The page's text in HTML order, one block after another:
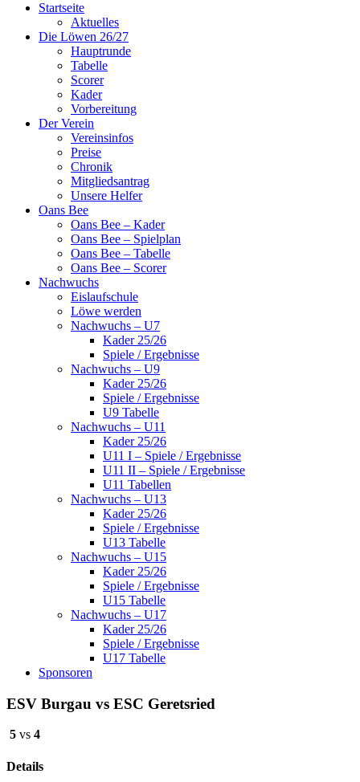
Startseite
Aktuelles
Die Löwen 26/27
Hauptrunde
Tabelle
Scorer
Kader
Vorbereitung
Der Verein
Vereinsinfos
Preise
Chronik
Mitgliedsantrag
Unsere Helfer
Oans Bee
Oans Bee – Kader
Oans Bee – Spielplan
Oans Bee – Tabelle
Oans Bee – Scorer
Nachwuchs
Eislaufschule
Löwe werden
Nachwuchs – U7
Kader 25/26
Spiele / Ergebnisse
Nachwuchs – U9
Kader 25/26
Spiele / Ergebnisse
U9 Tabelle
Nachwuchs – U11
Kader 25/26
U11 I – Spiele / Ergebnisse
U11 II – Spiele / Ergebnisse
U11 Tabellen
Nachwuchs – U13
Kader 25/26
Spiele / Ergebnisse
U13 Tabelle
Nachwuchs – U15
Kader 25/26
Spiele / Ergebnisse
U15 Tabelle
Nachwuchs – U17
Kader 25/26
Spiele / Ergebnisse
U17 Tabelle
Sponsoren
ESV Burgau vs ESC Geretsried
5 vs 4
Details